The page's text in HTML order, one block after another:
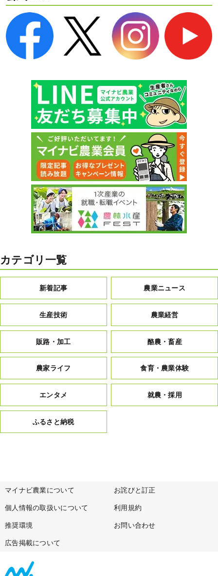
カテゴリ一覧
新着記事 農業ニュース
生産技術 農業経営
販路・加工 酪農・畜産
農家ライフ 食育・農業体験
エンタメ 就農・採用
ふるさと納税
マイナビ農業について お詫びと訂正
個人情報の取扱いについて 利用規約
推奨環境 お問い合わせ
広告掲載について